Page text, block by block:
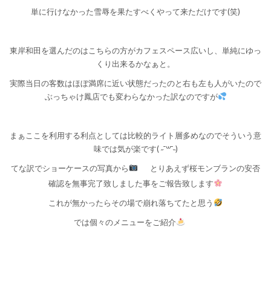
単に行けなかった雪辱を果たすべくやって来ただけです(笑)
東岸和田を選んだのはこちらの方がカフェスペース広いし、単純にゆっ
くり出来るかなぁと。
実際当日の客数はほぼ満席に近い状態だったのと右も左も人がいたので
ぶっちゃけ鳳店でも変わらなかった訳なのですが
まぁここを利用する利点としては比較的ライト層多めなのでそういう意
味では気が楽です( ˶¯꒳¯˵)
てな訳でショーケースの写真から
とりあえず桜モンブランの安否
確認を無事完了致しました事をご報告致します
これが無かったらその場で崩れ落ちてたと思う
では個々のメニューをご紹介